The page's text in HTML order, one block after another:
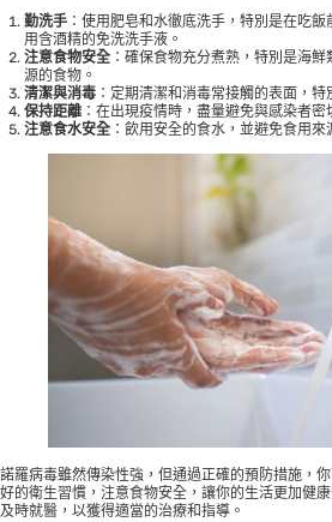
勤洗手 ：使用肥皂和水徹底洗手，特別是在吃
用含酒精的免洗洗手液。
注意食物安全 ：確保食物充分煮熟，特別是海
源的食物。
清潔與消毒 ：定期清潔和消毒常接觸的表面，
保持距離 ：在出現疫情時，盡量避免與感染者密
注意食水安全 ：飲用安全的食水，並避免食用來
諾羅病毒雖然傳染性強，但通過正確的預防措施，
好的衛生習慣，注意食物安全，讓你的生活更加健
及時就醫，以獲得適當的治療和指導。